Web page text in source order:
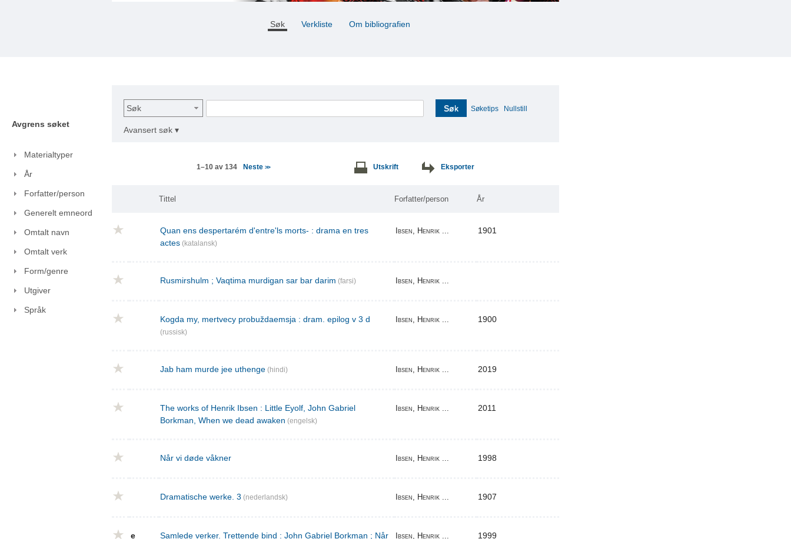
Søk Verkliste Om bibliografien
Avgrens søket
Materialtyper
År
Forfatter/person
Generelt emneord
Omtalt navn
Omtalt verk
Form/genre
Utgiver
Språk
Søk Søk Søketips Nullstill
Avansert søk ▾
1–10 av 134 Neste >> Utskrift Eksporter
Tittel Forfatter/person År
Quan ens despertarém d'entre'ls morts- : drama en tres
actes (katalansk)
Ibsen, Henrik ... 1901
Rusmirshulm ; Vaqtima murdigan sar bar darim (farsi) Ibsen, Henrik ...
Kogda my, mertvecy probuždaemsja : dram. epilog v 3 d
(russisk)
Ibsen, Henrik ... 1900
Jab ham murde jee uthenge (hindi) Ibsen, Henrik ... 2019
The works of Henrik Ibsen : Little Eyolf, John Gabriel
Borkman, When we dead awaken (engelsk)
Ibsen, Henrik ... 2011
Når vi døde våkner Ibsen, Henrik ... 1998
Dramatische werke. 3 (nederlandsk) Ibsen, Henrik ... 1907
e Samlede verker. Trettende bind : John Gabriel Borkman ; Når Ibsen, Henrik ... 1999